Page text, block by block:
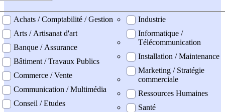
professionel
Achats / Comptabilité / Gestion
Arts / Artisanat d'art
Banque / Assurance
Bâtiment / Travaux Publics
Commerce / Vente
Communication / Multimédia
Conseil / Etudes
Industrie
Informatique /
Télécommunication
Installation / Maintenance
Marketing / Stratégie
commerciale
Ressources Humaines
Santé